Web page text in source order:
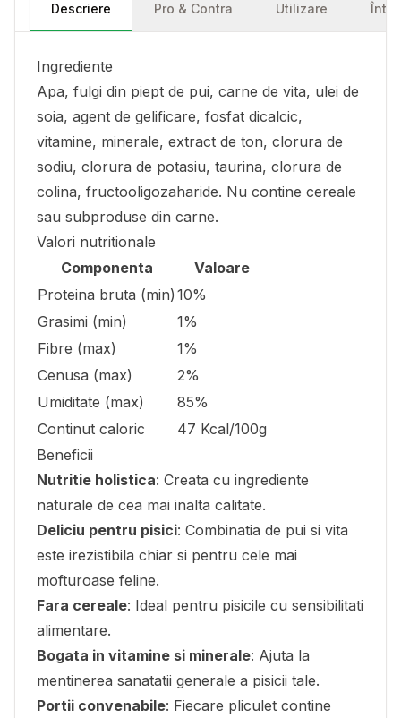
Descriere Pro & Contra Utilizare
Ingrediente
Apa, fulgi din piept de pui, carne de vita, ulei de
soia, agent de gelificare, fosfat dicalcic,
vitamine, minerale, extract de ton, clorura de
sodiu, clorura de potasiu, taurina, clorura de
colina, fructooligozaharide. Nu contine cereale
sau subproduse din carne.
Valori nutritionale
Componenta
Valoare
Proteina bruta (min) 10%
Grasimi (min)
1%
Fibre (max)
1%
Cenusa (max)
2%
Umiditate (max)
85%
Continut caloric
47 Kcal/100g
Beneficii
Nutritie holistica: Creata cu ingrediente
naturale de cea mai inalta calitate.
Deliciu pentru pisici: Combinatia de pui si vita
este irezistibila chiar si pentru cele mai
mofturoase feline.
Fara cereale: Ideal pentru pisicile cu sensibilitati
alimentare.
Bogata in vitamine si minerale: Ajuta la
mentinerea sanatatii generale a pisicii tale.
Portii convenabile: Fiecare pliculet contine